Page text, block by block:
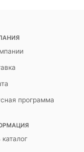
программа